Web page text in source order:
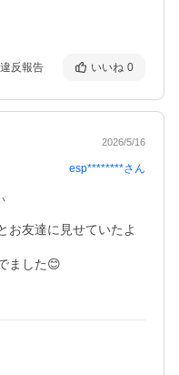
違反報告 いいね 0
2026/5/16
esp********さん
お友達に見せていたよ
ました😊